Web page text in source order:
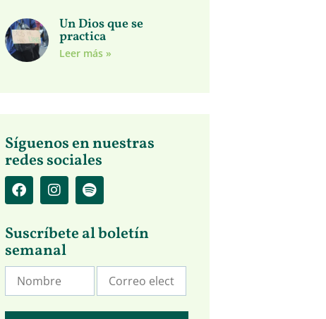
Un Dios que se
practica
Leer más »
Síguenos en nuestras
redes sociales
Suscríbete al boletín
semanal